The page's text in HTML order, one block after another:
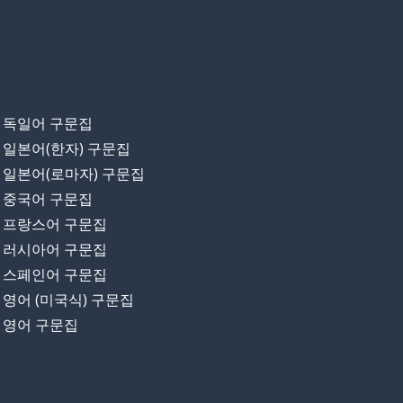
독일어 구문집
일본어(한자) 구문집
일본어(로마자) 구문집
중국어 구문집
프랑스어 구문집
러시아어 구문집
스페인어 구문집
영어 (미국식) 구문집
영어 구문집